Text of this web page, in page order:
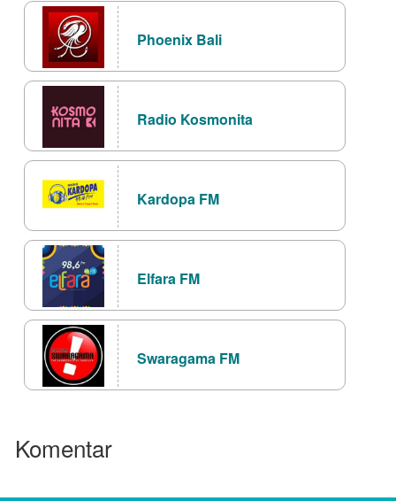
Phoenix Bali
Radio Kosmonita
Kardopa FM
Elfara FM
Swaragama FM
Komentar